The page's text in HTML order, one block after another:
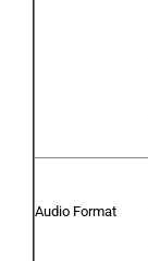
Audio Format